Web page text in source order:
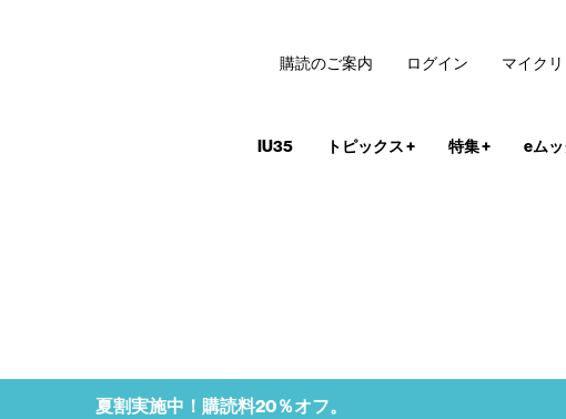
IU35 トピックス+ 特集+ eムッ
購読のご案内 ログイン マイク
夏割実施中！購読料20％オフ。